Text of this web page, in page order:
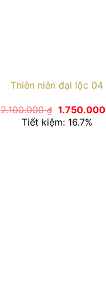
Thiên niên đại lộc 04
2.100.000₫ Giá
gốc
là:
1.750.000
Tiết kiệm: 16.7%